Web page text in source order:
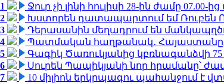
1
Ջուր չի լինի հուլիսի 28-ին ժամը 07.00-
2
Խստորեն դատապարտում եմ Ռուբեն
3
Դերասանին մեղադրում են
4
Պատմական հաղթանակ․ Հայաստանը
5
Գագիկ Ծառուկյանից կբռնագանձվի 75
6
Սուրեն Պապիկյանի նոր հրամանը՝
7
10 միլիոն երկրպագու պահանջում է